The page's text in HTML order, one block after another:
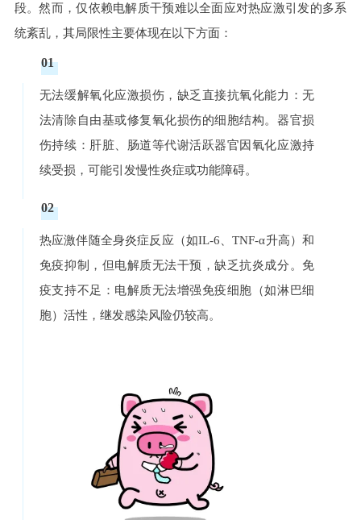
段。然而，仅依赖电解质干预难以全面应对热应激引发的多系
统紊乱，其局限性主要体现在以下方面：
01
无法缓解氧化应激损伤，缺乏直接抗氧化能力：无
法清除自由基或修复氧化损伤的细胞结构。器官损
伤持续：肝脏、肠道等代谢活跃器官因氧化应激持
续受损，可能引发慢性炎症或功能障碍。
02
热应激伴随全身炎症反应（如IL-6、TNF-α升高）和
免疫抑制，但电解质无法干预，缺乏抗炎成分。免
疫支持不足：电解质无法增强免疫细胞（如淋巴细
胞）活性，继发感染风险仍较高。